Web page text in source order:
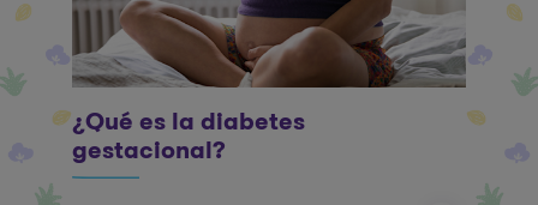
¿Qué es la diabetes
gestacional?